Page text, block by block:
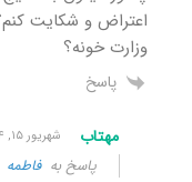
اعتراض و شکایت
وزارت خونه؟
پاسخ
مهتاب شهریور ۱۵, ۱۴۰۴ ۳:۳۱ ق٫ظ
پاسخ بهفاطمه